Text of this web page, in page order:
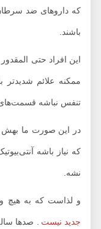
که داروهای ضد سرطان
باشند.
این افراد حتی المقدور
ممکنه علائم شدیدتر
تنفس نباشه قسمت‌های
در این صورت ما بهش
که نیاز باشه آنتی‌بیوتیک
و لذاست که به هیچ وجه
جدید نیست. صدها ساله در